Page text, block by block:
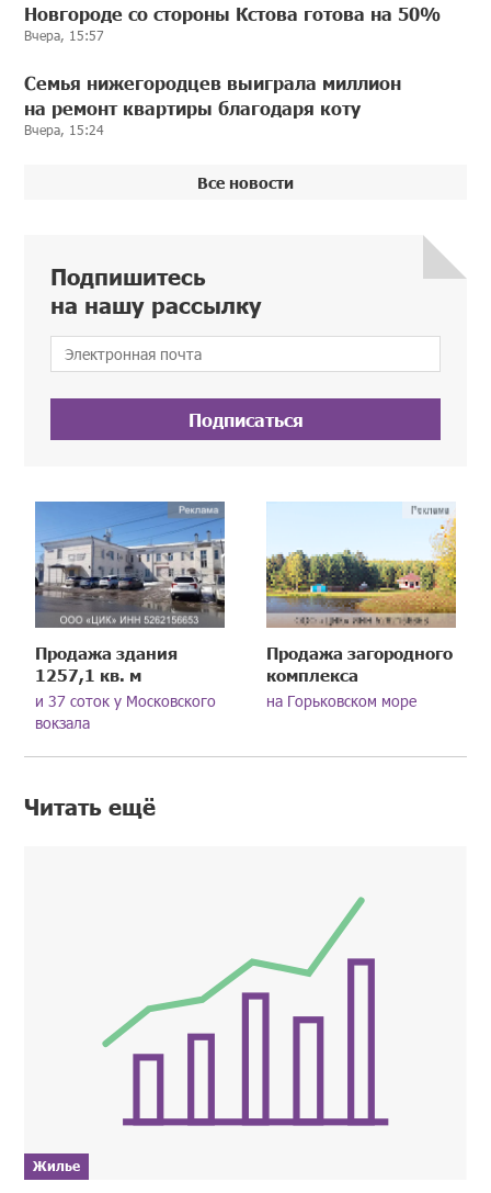
Новгороде со стороны Кстова готова на 50%
Вчера, 15:57
Семья нижегородцев выиграла миллион
на ремонт квартиры благодаря коту
Вчера, 15:24
Все новости
Подпишитесь
на нашу рассылку
Подписаться
Продажа здания
1257,1 кв. м
и 37 соток у Московского
вокзала
Продажа загородного
комплекса
на Горьковском море
Читать ещё
Жилье